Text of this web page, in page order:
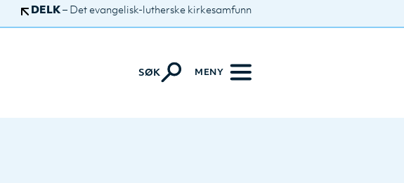
DELK – Det evangelisk-lutherske kirkesamfunn
SØK MENY